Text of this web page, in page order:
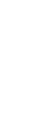
会社 主計部】